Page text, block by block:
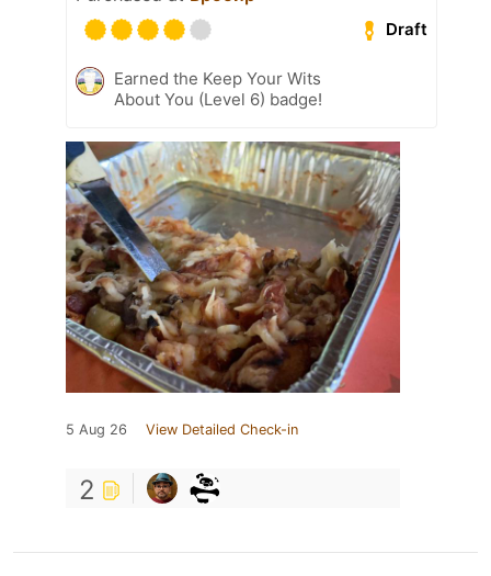
Draft
Earned the Keep Your Wits
About You (Level 6) badge!
5 Aug 26 View Detailed Check-in
2